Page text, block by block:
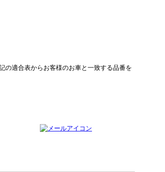
の適合表からお客様のお車と一致する品番を